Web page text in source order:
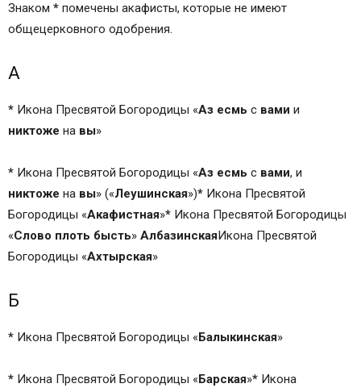
Знаком * помечены акафисты, которые не имеют
общецерковного одобрения.
А
* Икона Пресвятой Богородицы «Аз есмь с вами и
никтоже на вы»
* Икона Пресвятой Богородицы «Аз есмь с вами, и
никтоже на вы» («Леушинская»)* Икона Пресвятой
Богородицы «Акафистная»* Икона Пресвятой Богородицы
«Слово плоть бысть» АлбазинскаяИкона Пресвятой
Богородицы «Ахтырская»
Б
* Икона Пресвятой Богородицы «Балыкинская»
* Икона Пресвятой Богородицы «Барская»* Икона